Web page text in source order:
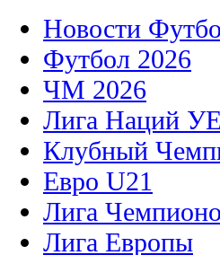
Новости
Футбол 2026
ЧМ 2026
Лига Наций
Клубный
Евро U21
Лига
Лига Европы